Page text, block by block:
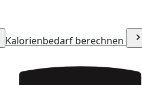
Kalorienbedarf berechnen